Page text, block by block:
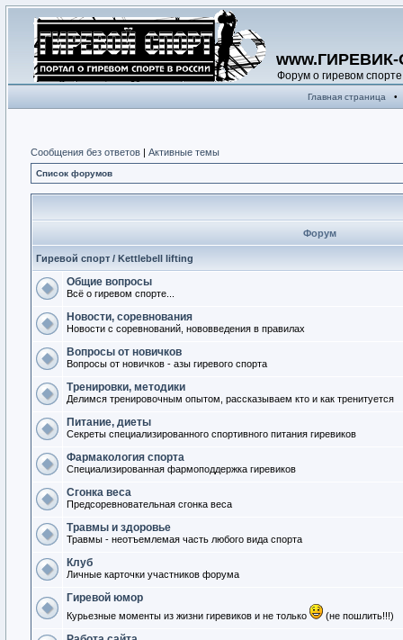
Форум о гиревом спорте
Главная страница •
Сообщения без ответов | Активные темы
Список форумов
Форум
Гиревой спорт / Kettlebell lifting
Общие вопросы
Всё о гиревом спорте...
Новости, соревнования
Новости с соревнований, нововведения в правилах
Вопросы от новичков
Вопросы от новичков - азы гиревого спорта
Тренировки, методики
Делимся тренировочным опытом, рассказываем кто и как тренитуется
Питание, диеты
Секреты специализированного спортивного питания гиревиков
Фармакология спорта
Специализированная фармоподдержка гиревиков
Сгонка веса
Предсоревновательная сгонка веса
Травмы и здоровье
Травмы - неотъемлемая часть любого вида спорта
Клуб
Личные карточки участников форума
Гиревой юмор
Курьезные моменты из жизни гиревиков и не только (не пошлить!!!)